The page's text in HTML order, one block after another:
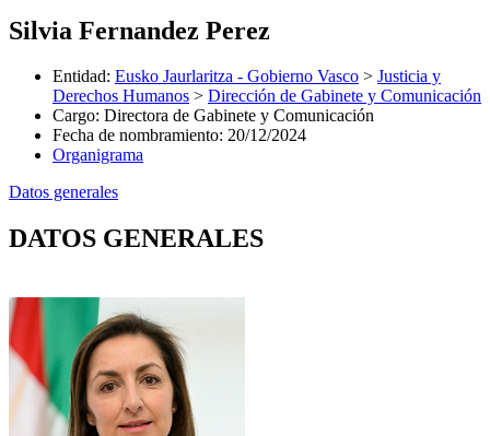
Silvia Fernandez Perez
Entidad: Eusko Jaurlaritza - Gobierno Vasco > Justicia y
Derechos Humanos > Dirección de Gabinete y Comunicación
Cargo: Directora de Gabinete y Comunicación
Fecha de nombramiento: 20/12/2024
Organigrama
Datos generales
DATOS GENERALES